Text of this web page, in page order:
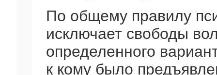
По общему правилу
исключает свободы
определенного
к кому было